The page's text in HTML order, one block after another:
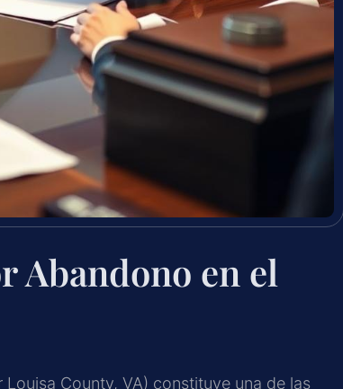
Abandono en el
County, VA) constituye una de las